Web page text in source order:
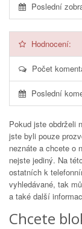
Poslední
Hodnocení:
Počet
Poslední
Pokud jste obdrželi
jste byli pouze
neznáte a chcete o
nejste jediný. Na
ostatních k
vyhledávané, tak
a také další
Chcete